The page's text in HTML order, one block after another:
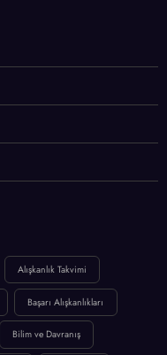
Alışkanlık Takvimi
Başarı Alışkanlıkları
Bilim ve Davranış